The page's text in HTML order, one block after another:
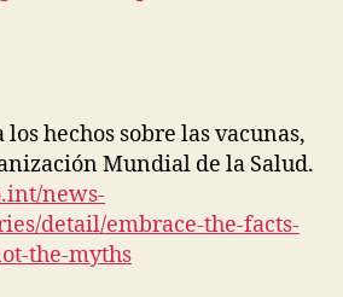
hechos sobre las vacunas,
Mundial de la Salud.
news-
detail/embrace-the-facts-
the-myths